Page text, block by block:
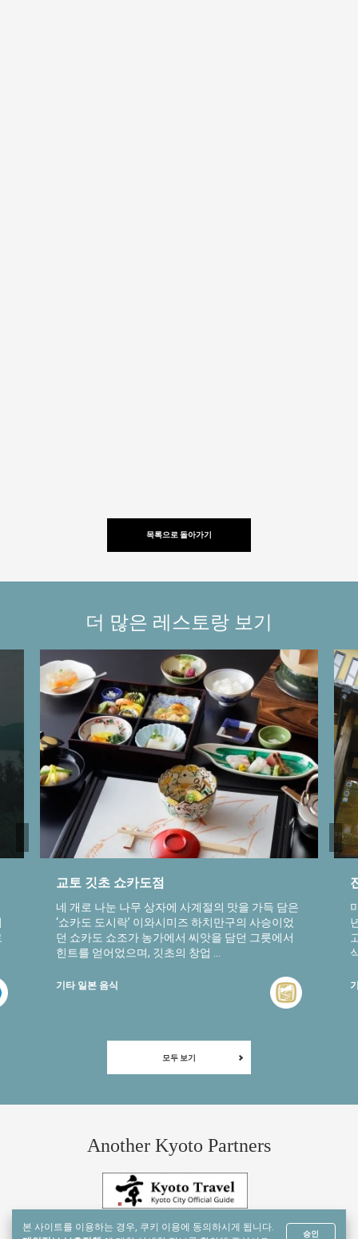
본 사이트를 이용하는 경우, 쿠키 이용에 동의하시게 됩니다.
승인
목록으로 돌아가기
더 많은 레스토랑 보기
교토 깃초 쇼카도점
네 개로 나눈 나무 상자에 사계절의 맛을 가득 담은
‘쇼카도 도시락’ 이와시미즈 하치만구의 사승이었
던 쇼카도 쇼조가 농가에서 씨앗을 담던 그릇에서
힌트를 얻어었으며, 깃초의 창업 ...
기타 일본 음식
모두 보기
Another Kyoto Partners